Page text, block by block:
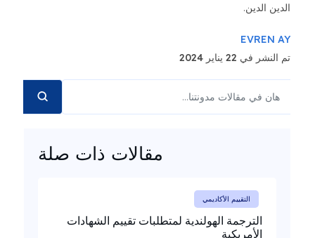
الدين.
22 يناير 2024
مقالات ذات صلة
التقييم الأكاديمي
الترجمة الهولندية لمتطلبات تقييم الشهادات